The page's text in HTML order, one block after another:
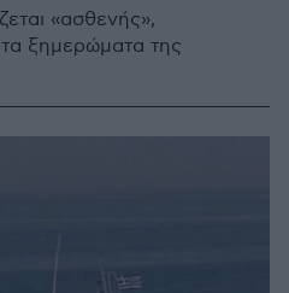
«ασθενής»,
τα ξημερώματα της